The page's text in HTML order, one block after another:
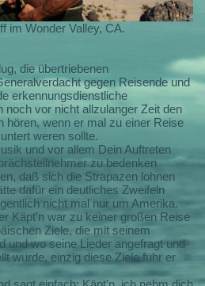
im Wonder Valley, CA.
die übertriebenen
gegen Reisende und
erkennungsdienstliche
noch vor nicht allzulanger Zeit den
hören, wenn er mal zu einer Reise
weren sollte.
und vor allem Dein Auftreten
zu bedenken
daß sich die Strapazen lohnen
dafür ein deutliches Zweifeln
nicht mal nur um Amerika.
Käpt'n war zu keiner großen Reise
Ziele, die mit seinem
und wo seine Lieder angefragt und
wurde, einzig diese Ziele fuhr er